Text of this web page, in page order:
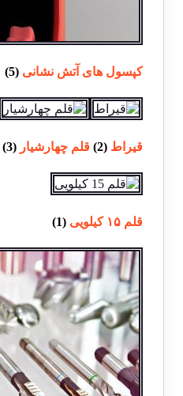
کپسول های آتش نشانی(5)
قیراط(2) قلم چهارشیار(3)
قلم ۱۵ کیلویی (1)